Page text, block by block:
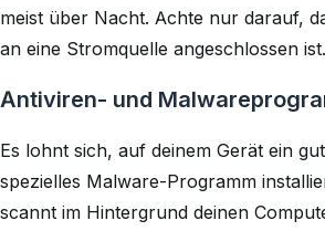
meist über Nacht. Achte nur darauf,
an eine Stromquelle angeschlossen ist.
Antiviren- und
Es lohnt sich, auf deinem Gerät ein
spezielles Malware-Programm
scannt im Hintergrund deinen